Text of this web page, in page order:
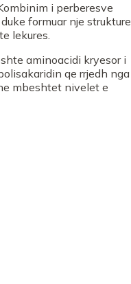
i perberesve
formuar nje strukture
lekures.
aminoacidi kryesor i
qe rrjedh nga
mbeshtet nivelet e